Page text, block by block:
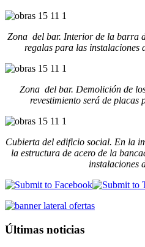
Zona del bar. Interior de la barra
regalas para las instalaciones
Zona del bar. Demolición de
revestimiento será de placas
Cubierta del edificio social. En la
la estructura de acero de la
instalaciones
Últimas noticias